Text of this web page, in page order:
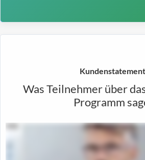
Was Teilnehmer über
Programm